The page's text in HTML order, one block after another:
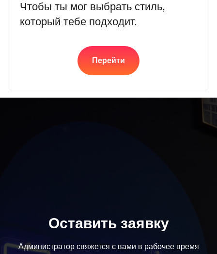
Чтобы ты мог выбрать стиль,
который тебе подходит.
Перейти
Оставить заявку
Администратор свяжется с вами в рабочее время